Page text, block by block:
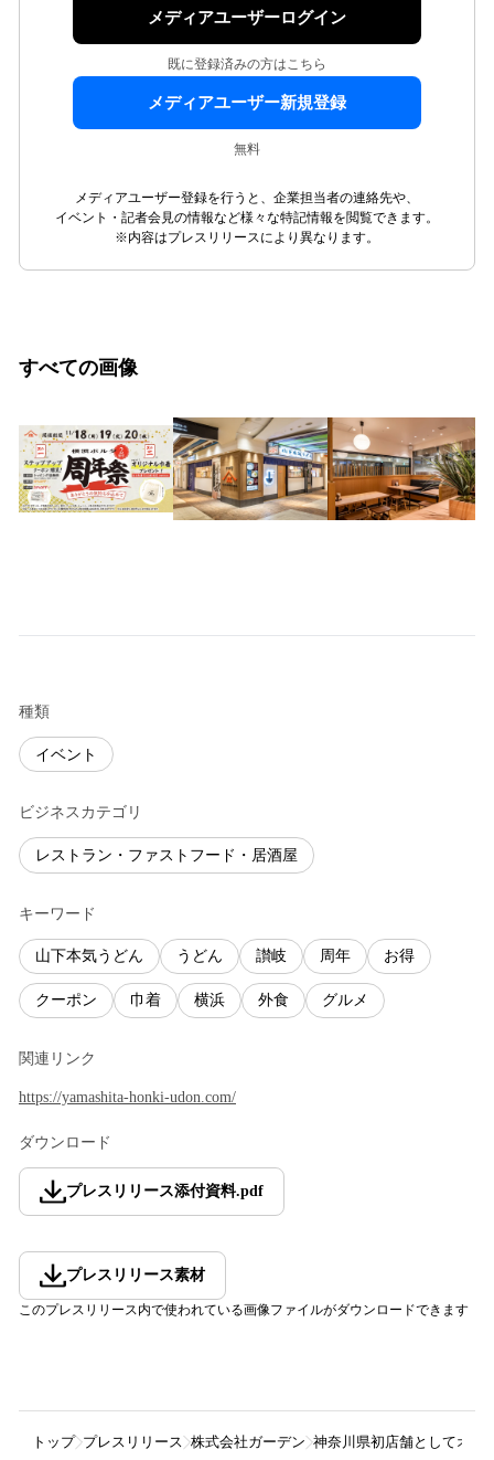
メディアユーザーログイン
既に登録済みの方はこちら
メディアユーザー新規登録
無料
メディアユーザー登録を行うと、企業担当者の連絡先や、
イベント・記者会見の情報など様々な特記情報を閲覧できます。
※内容はプレスリリースにより異なります。
すべての画像
種類
イベント
ビジネスカテゴリ
レストラン・ファストフード・居酒屋
キーワード
山下本気うどん うどん 讃岐 周年 お得
クーポン 巾着 横浜 外食 グルメ
関連リンク
https://yamashita-honki-udon.com/
ダウンロード
プレスリリース添付資料.pdf
プレスリリース素材
このプレスリリース内で使われている画像ファイルがダウンロードできます
トップ プレスリリース 株式会社ガーデン 神奈川県初店舗としてオ